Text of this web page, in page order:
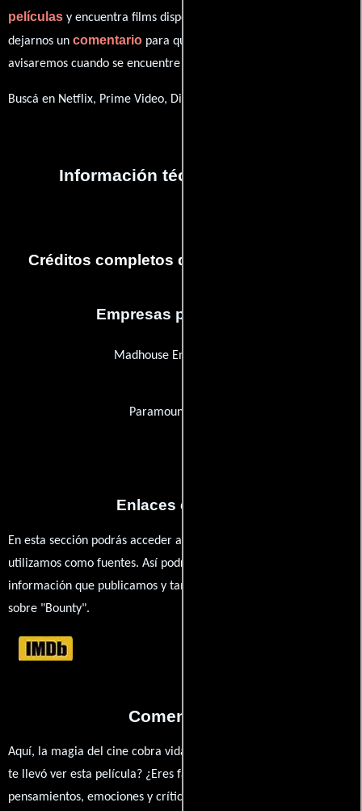
películas y encuentra films disponibles. También puedes
dejarnos un comentario para que le demos prioridad y te
avisaremos cuando se encuentre disponible
Buscá en Netflix, Prime Video, Disney+
Información técnica y general
Créditos completos de la película Bounty
Empresas productoras
Madhouse Entertainment
Paramount Pictures
Enlaces externos
En esta sección podrás acceder a los recursos externos que
utilizamos como fuentes. Así podrás chequear toda la
información que publicamos y también ampliar tu conocimiento
sobre "Bounty".
Comentarios
Aquí, la magia del cine cobra vida a través de tus opiniones. ¿Qué
te llevó ver esta película? ¿Eres fan de? Comparte tus
pensamientos, emociones y críticas sobre Bounty. ¿Te hizo reír,